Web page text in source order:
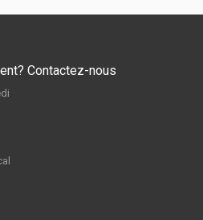
Contactez-nous